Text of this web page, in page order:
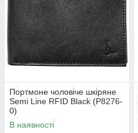
Портмоне чоловіче шкіряне
Semi Line RFID Black (P8276-
0)
В наявності